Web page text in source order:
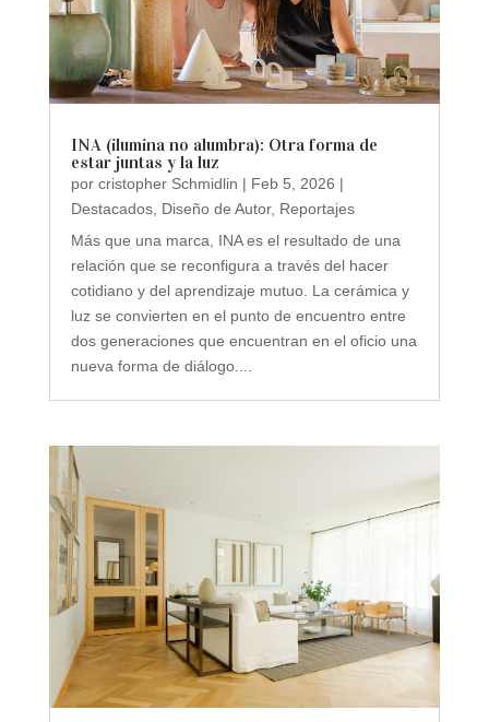
INA (ilumina no alumbra): Otra forma de
estar juntas y la luz
por cristopher Schmidlin | Feb 5, 2026 |
Destacados, Diseño de Autor, Reportajes
Más que una marca, INA es el resultado de una
relación que se reconfigura a través del hacer
cotidiano y del aprendizaje mutuo. La cerámica y
luz se convierten en el punto de encuentro entre
dos generaciones que encuentran en el oficio una
nueva forma de diálogo....